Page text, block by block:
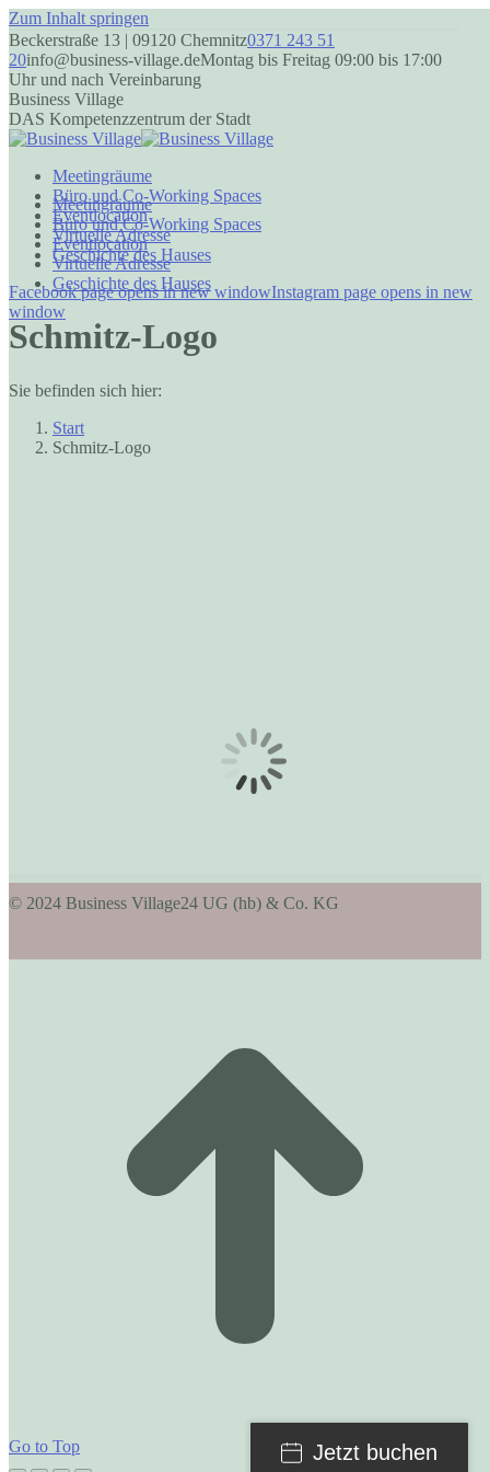
Zum Inhalt springen
Beckerstraße 13 | 09120 Chemnitz0371 243 51
20info@business-village.deMontag bis Freitag 09:00 bis 17:00
Uhr und nach Vereinbarung
Business Village
DAS Kompetenzzentrum der Stadt
Meetingräume
Büro und Co-Working Spaces
Eventlocation
Virtuelle Adresse
Geschichte des Hauses
Facebook page opens in new windowInstagram page opens in new
window
Meetingräume
Büro und Co-Working Spaces
Eventlocation
Virtuelle Adresse
Geschichte des Hauses
Schmitz-Logo
Sie befinden sich hier:
Start
Schmitz-Logo
© 2024 Business Village24 UG (hb) & Co. KG
Go to Top Jetzt buchen